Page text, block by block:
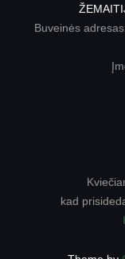
Buveinės
kad